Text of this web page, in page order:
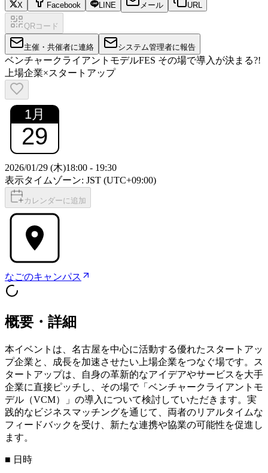
X Facebook LINE メール URL
QRコード
主催・共催者に連絡 システム管理者に報告
ベンチャークライアントモデルFES その場で導入が決まる?!
上場企業×スタートアップ
1月
29
2026/01/29 (木)18:00 - 19:30
表示タイムゾーン: JST (UTC+09:00)
カレンダーに追加
なごのキャンパス
概要・詳細
本イベントは、名古屋を中心に活動する優れたスタートアッ
プ企業と、成長を加速させたい上場企業をつなぐ場です。ス
タートアップは、自身の革新的なアイデアやサービスを大手
企業に直接ピッチし、その場で「ベンチャークライアントモ
デル（VCM）」の導入について検討していただきます。実
践的なビジネスマッチングを通じて、両者のリアルタイムな
フィードバックを受け、新たな連携や協業の可能性を促進し
ます。
■ 日時